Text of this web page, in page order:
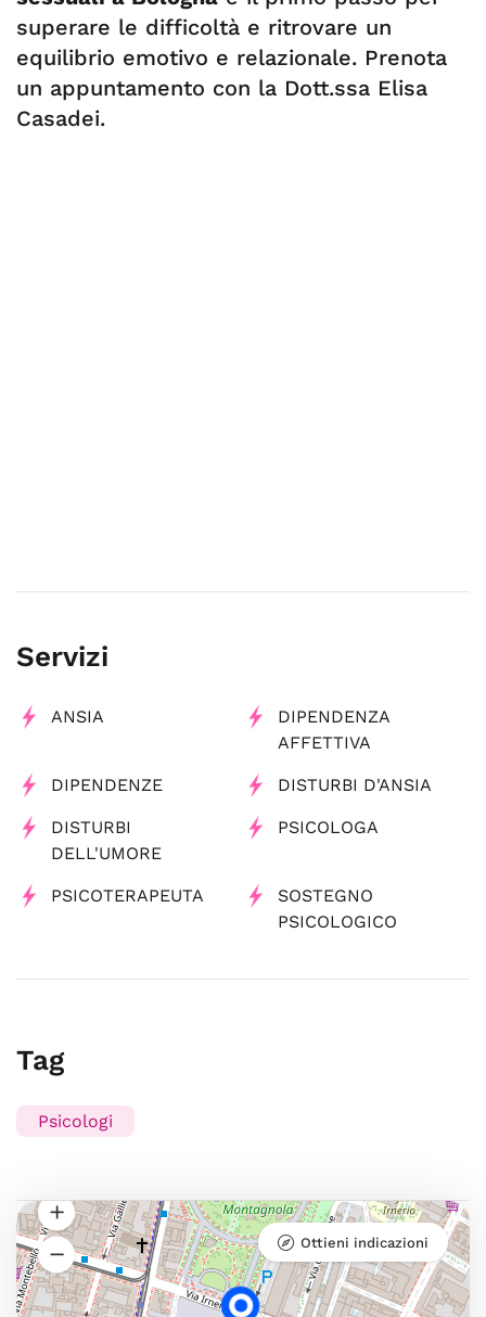
superare le difficoltà e ritrovare un
equilibrio emotivo e relazionale. Prenota
un appuntamento con la Dott.ssa Elisa
Casadei.
Servizi
ANSIA
DIPENDENZA
AFFETTIVA
DIPENDENZE DISTURBI D'ANSIA
DISTURBI
DELL'UMORE
PSICOLOGA
PSICOTERAPEUTA
SOSTEGNO
PSICOLOGICO
Tag
Psicologi
Ottieni indicazioni